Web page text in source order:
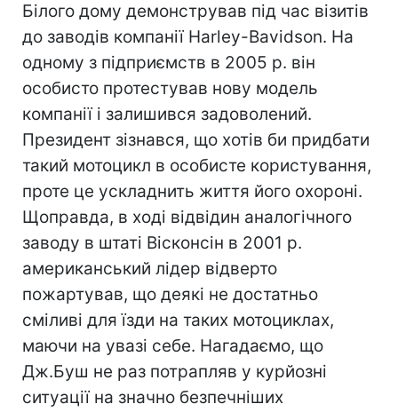
Білого дому демонстрував під час візитів
до заводів компанії Harley-Вavidson. На
одному з підприємств в 2005 р. він
особисто протестував нову модель
компанії і залишився задоволений.
Президент зізнався, що хотів би придбати
такий мотоцикл в особисте користування,
проте це ускладнить життя його охороні.
Щоправда, в ході відвідин аналогічного
заводу в штаті Вісконсін в 2001 р.
американський лідер відверто
пожартував, що деякі не достатньо
сміливі для їзди на таких мотоциклах,
маючи на увазі себе. Нагадаємо, що
Дж.Буш не раз потрапляв у курйозні
ситуації на значно безпечніших